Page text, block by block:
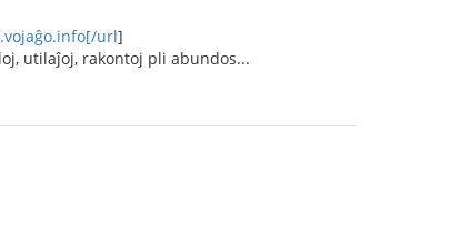
url]
utilaĵoj, rakontoj pli abundos...